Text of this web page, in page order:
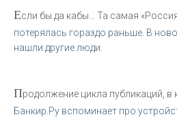
Если бы да кабы… Та самая
потерялась гораздо раньше. В
нашли другие люди.
Продолжение цикла публикаций, в
Банкир.Ру вспоминает про